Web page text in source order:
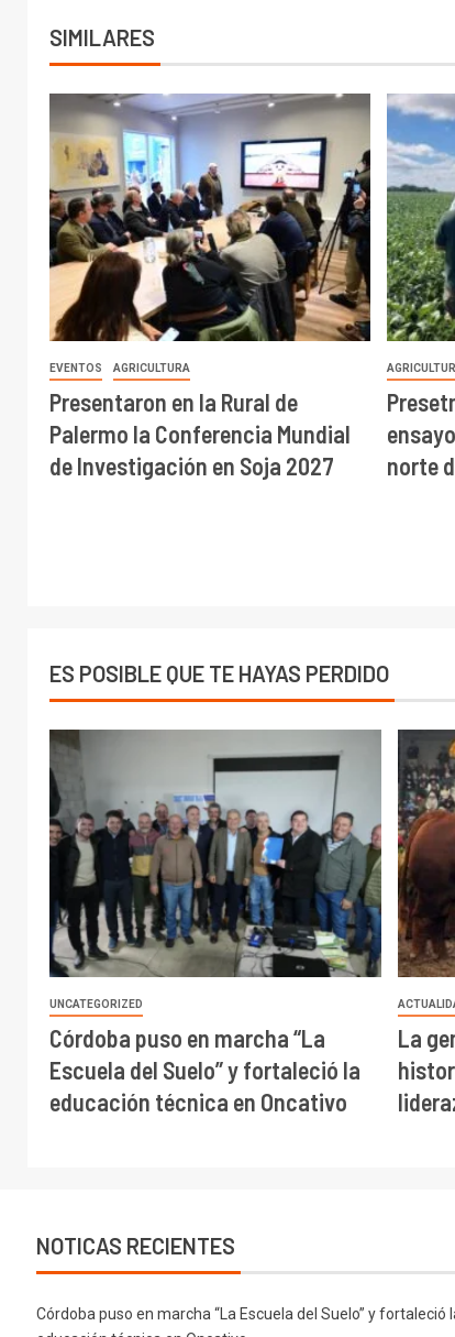
SIMILARES
EVENTOS AGRICULTURA
Presentaron en la Rural de
Palermo la Conferencia Mundial
de Investigación en Soja 2027
norte
ES POSIBLE QUE TE HAYAS PERDIDO
UNCATEGORIZED
Córdoba puso en marcha “La
Escuela del Suelo” y fortaleció la
educación técnica en Oncativo
La
NOTICAS RECIENTES
Córdoba puso en marcha “La Escuela del Suelo” y fortaleció